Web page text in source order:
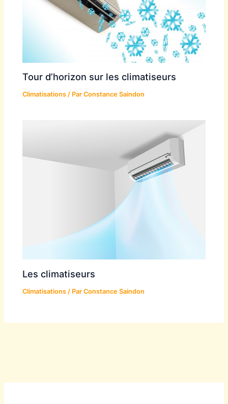
Tour d’horizon sur les climatiseurs
Climatisations / ParConstance Saindon
Les climatiseurs
Climatisations / ParConstance Saindon